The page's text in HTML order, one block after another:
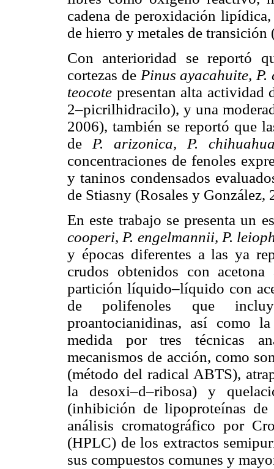
cadena de peroxidación
de hierro y metales de transición
Con anterioridad se reportó
cortezas de Pinus ayacahuite,
teocote presentan alta actividad
2–picrilhidracilo), y una
2006), también se reportó que
de P. arizonica, P.
concentraciones de fenoles
y taninos condensados
de Stiasny (Rosales y González,
En este trabajo se presenta un
cooperi, P. engelmannii, P.
y épocas diferentes a las ya
crudos obtenidos con
partición líquido–líquido con
de polifenoles que
proantocianidinas, así como
medida por tres técnicas
mecanismos de acción, como
(método del radical ABTS),
la desoxi–d–ribosa) y
(inhibición de lipoproteínas de
análisis cromatográfico por
(HPLC) de los extractos
sus compuestos comunes y